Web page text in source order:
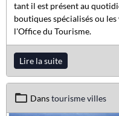
tant il est présent au
boutiques spécialisés ou
l'Office du Tourisme.
Lire la suite
Danstourisme villes